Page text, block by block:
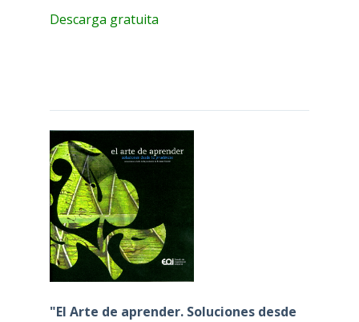
Descarga gratuita
"El Arte de aprender. Soluciones desde